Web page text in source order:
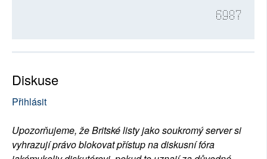
6987
Diskuse
Přihlásit
Upozorňujeme, že Britské listy jako soukromý server si
vyhrazují právo blokovat přístup na diskusní fóra